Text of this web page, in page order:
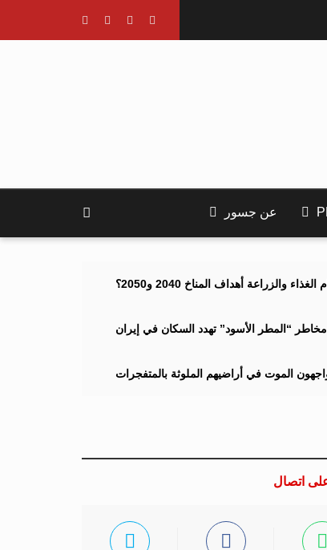
عن جسور
والزراعة أهداف المناخ 2040 و2050؟
“المطر الأسود” تهدد السكان في إيران
الموت في أراضيهم الملوثة بالمتفجرات
اتصال